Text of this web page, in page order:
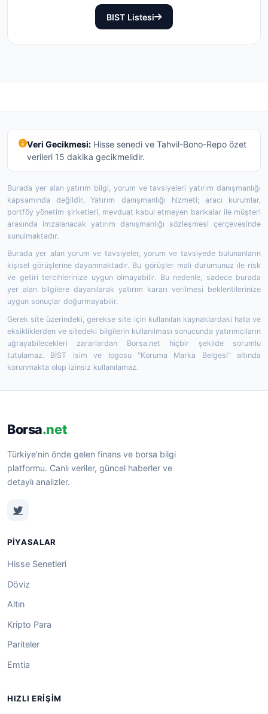
BIST Listesi
Veri Gecikmesi:Hisse senedi ve Tahvil-Bono-Repo özet
verileri 15 dakika gecikmelidir.
Burada yer alan yatırım bilgi, yorum ve tavsiyeleri yatırım danışmanlığı
kapsamında değildir. Yatırım danışmanlığı hizmeti; aracı kurumlar,
portföy yönetim şirketleri, mevduat kabul etmeyen bankalar ile müşteri
arasında imzalanacak yatırım danışmanlığı sözleşmesi çerçevesinde
sunulmaktadır.
Burada yer alan yorum ve tavsiyeler, yorum ve tavsiyede bulunanların
kişisel görüşlerine dayanmaktadır. Bu görüşler mali durumunuz ile risk
ve getiri tercihlerinize uygun olmayabilir. Bu nedenle, sadece burada
yer alan bilgilere dayanılarak yatırım kararı verilmesi beklentilerinize
uygun sonuçlar doğurmayabilir.
Gerek site üzerindeki, gerekse site için kullanılan kaynaklardaki hata ve
eksikliklerden ve sitedeki bilgilerin kullanılması sonucunda yatırımcıların
uğrayabilecekleri zararlardan Borsa.net hiçbir şekilde sorumlu
tutulamaz. BİST isim ve logosu "Koruma Marka Belgesi" altında
korunmakta olup izinsiz kullanılamaz.
Borsa.net
Türkiye'nin önde gelen finans ve borsa bilgi
platformu. Canlı veriler, güncel haberler ve
detaylı analizler.
PIYASALAR
Hisse Senetleri
Döviz
Altın
Kripto Para
Pariteler
Emtia
HIZLI ERIŞIM